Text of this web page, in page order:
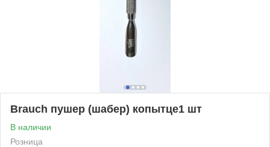
Brauch пушер (шабер) копытце1 шт
В наличии
Розница